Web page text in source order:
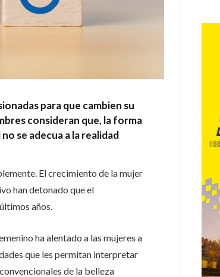
para que cambien su
consideran que, la forma
se adecua a la realidad
El crecimiento de la mujer
han detonado que el
años.
ha alentado a las mujeres a
que les permitan interpretar
de la belleza